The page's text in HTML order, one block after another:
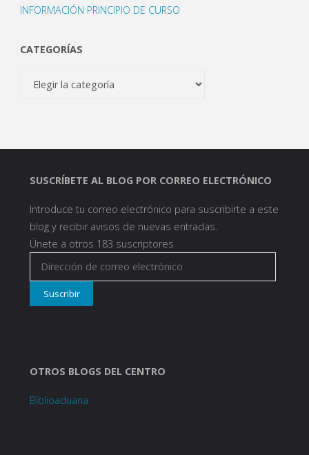
INFORMACIÓN PRINCIPIO DE CURSO
CATEGORÍAS
Categorías
SUSCRÍBETE AL BLOG POR CORREO ELECTRÓNICO
Introduce tu correo electrónico para suscribirte a este
blog y recibir avisos de nuevas entradas.
Únete a otros 183 suscriptores
Dirección
de
correo
Suscribir
OTROS BLOGS DEL CENTRO
Biblioaduana